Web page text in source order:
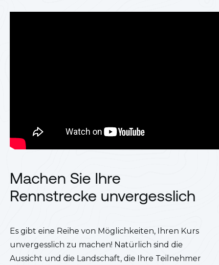
Machen Sie Ihre
Rennstrecke unvergesslich
Es gibt eine Reihe von Möglichkeiten, Ihren Kurs
unvergesslich zu machen! Natürlich sind die
Aussicht und die Landschaft, die Ihre Teilnehmer